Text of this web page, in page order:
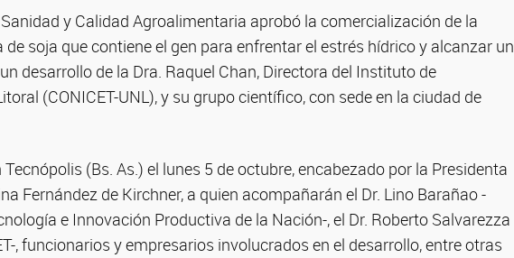
y Calidad Agroalimentaria aprobó la comercialización de la
soja que contiene el gen para enfrentar el estrés hídrico y alcanzar un
desarrollo de la Dra. Raquel Chan, Directora del Instituto de
(CONICET-UNL), y su grupo científico, con sede en la ciudad de
(Bs. As.) el lunes 5 de octubre, encabezado por la Presidenta
Fernández de Kirchner, a quien acompañarán el Dr. Lino Barañao -
e Innovación Productiva de la Nación-, el Dr. Roberto Salvarezza
, funcionarios y empresarios involucrados en el desarrollo, entre otras